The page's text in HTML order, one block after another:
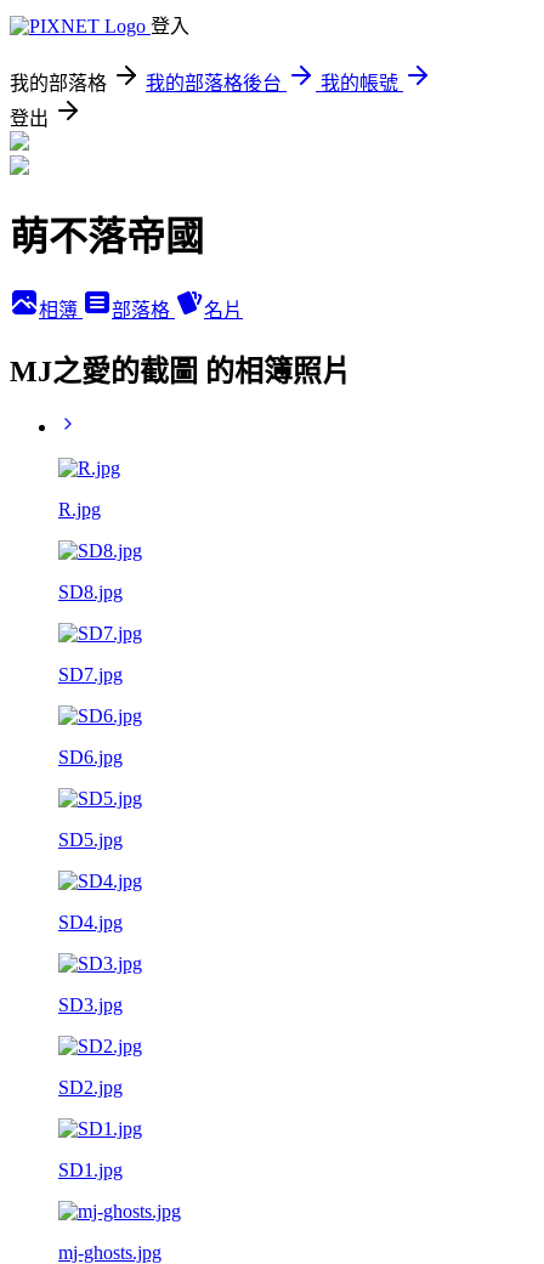
登入
我的部落格 我的部落格後台
我的帳號
登出
萌不落帝國
相簿 部落格 名片
MJ之愛的截圖 的相簿照片
R.jpg
SD8.jpg
SD7.jpg
SD6.jpg
SD5.jpg
SD4.jpg
SD3.jpg
SD2.jpg
SD1.jpg
mj-ghosts.jpg